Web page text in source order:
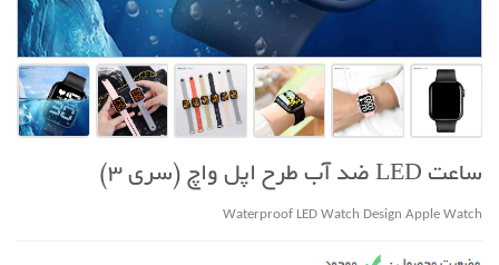
ساعت LED ضد آب طرح اپل واچ (سری 3)
Waterproof LED Watch Design Apple Watch